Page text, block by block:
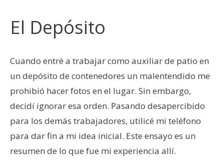
El Depósito
Cuando entré a trabajar como auxiliar de patio en
un depósito de contenedores un malentendido me
prohibió hacer fotos en el lugar. Sin embargo,
decidí ignorar esa orden. Pasando desapercibido
para los demás trabajadores, utilicé mi teléfono
para dar fin a mi idea inicial. Este ensayo es un
resumen de lo que fue mi experiencia allí.